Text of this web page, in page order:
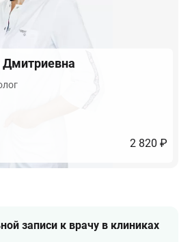
Дмитриевна
2 820 ₽
записи к врачу в клиниках